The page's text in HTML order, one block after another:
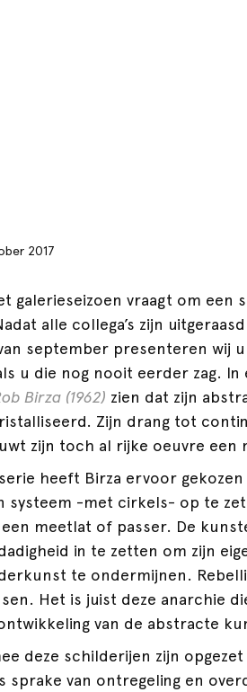
2017
galerieseizoen vraagt om een
alle collega’s zijn
september presenteren wij
u die nog nooit eerder zag. In
Birza (1962) zien dat zijn
Zijn drang tot
zijn toch al rijke oeuvre een
heeft Birza ervoor
systeem -met cirkels- op te
meetlat of passer. De
in te zetten om zijn
te ondermijnen.
Het is juist deze anarchie
van de abstracte
deze schilderijen zijn
van ontregeling en